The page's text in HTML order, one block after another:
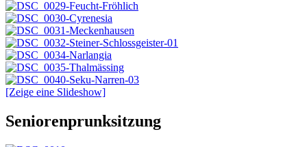
[Zeige eine Slideshow]
Seniorenprunksitzung